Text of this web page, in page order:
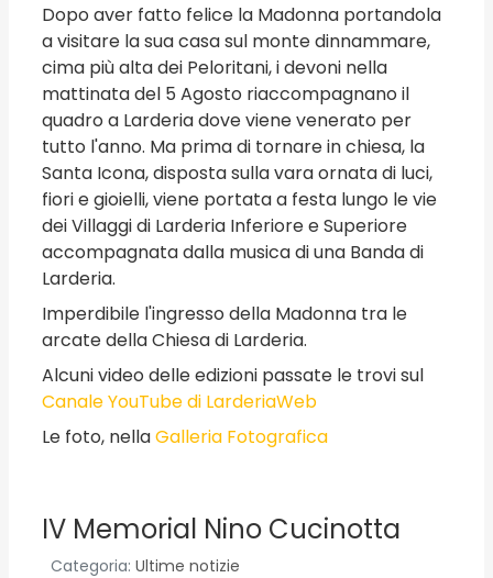
Dopo aver fatto felice la Madonna portandola
a visitare la sua casa sul monte dinnammare,
cima più alta dei Peloritani, i devoni nella
mattinata del 5 Agosto riaccompagnano il
quadro a Larderia dove viene venerato per
tutto l'anno. Ma prima di tornare in chiesa, la
Santa Icona, disposta sulla vara ornata di luci,
fiori e gioielli, viene portata a festa lungo le vie
dei Villaggi di Larderia Inferiore e Superiore
accompagnata dalla musica di una Banda di
Larderia.
Imperdibile l'ingresso della Madonna tra le
arcate della Chiesa di Larderia.
Alcuni video delle edizioni passate le trovi sul
Canale YouTube di LarderiaWeb
Le foto, nellaGalleria Fotografica
IV Memorial Nino Cucinotta
Categoria: Ultime notizie